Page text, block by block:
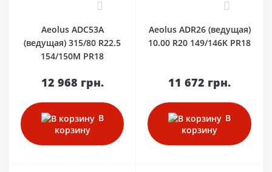
0
Aeolus ADC53A
(ведущая) 315/80 R22.5
154/150M PR18
12 968 грн.
В
корзину
0
Aeolus ADR26 (ведущая)
10.00 R20 149/146K PR18
11 672 грн.
В
корзину